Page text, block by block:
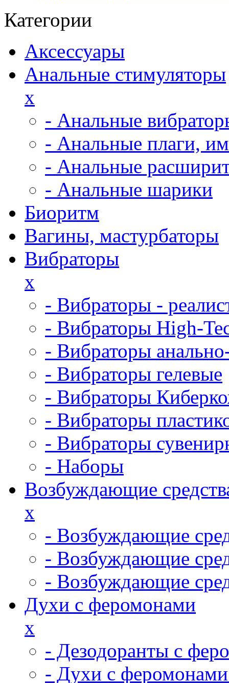
Категории
Аксессуары
Анальные стимуляторы
x
- Анальные
- Анальные плаги,
- Анальные
- Анальные шарики
Биоритм
Вагины, мастурбаторы
Вибраторы
x
- Вибраторы -
- Вибраторы High-
- Вибраторы
- Вибраторы гелевые
- Вибраторы
- Вибраторы
- Вибраторы
- Наборы
Возбуждающие
x
- Возбуждающие
- Возбуждающие
- Возбуждающие
Духи с феромонами
x
- Дезодоранты с
- Духи с